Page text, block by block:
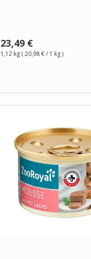
23,49 €
1,12 kg (20,98 €/ 1 kg)